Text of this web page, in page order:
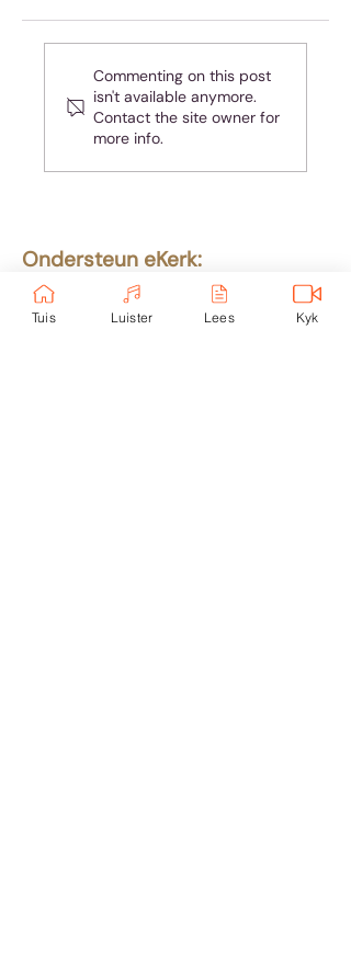
Oefen jou geheue
Commenting on this post
isn't available anymore.
Contact the site owner for
more info.
Ondersteun eKerk:
Ekerk Vereniging
ABSA Bank
Tuis Luister Lees Kyk